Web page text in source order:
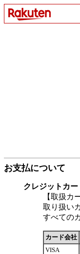
お支払について
クレジットカー
【取扱カ
取り扱い
すべての
カード会社
VISA